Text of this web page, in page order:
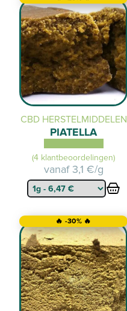
CBD HERSTELMIDDELEN
PIATELLA
(4 klantbeoordelingen)
vanaf 3,1 €/g
🔥 -30% 🔥